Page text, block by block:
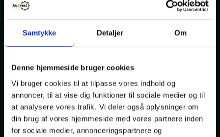
Samtykke Detaljer Om
Denne hjemmeside bruger cookies
Vi bruger cookies til at tilpasse vores indhold og
annoncer, til at vise dig funktioner til sociale medier og til
at analysere vores trafik. Vi deler også oplysninger om
din brug af vores hjemmeside med vores partnere inden
for sociale medier, annonceringspartnere og
VW ID.4
Pro Performance Tech
El
drivmiddel
56000
Km.
2022